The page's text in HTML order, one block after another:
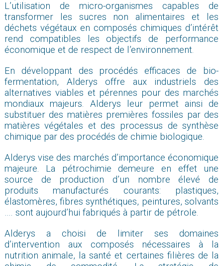
L’utilisation de micro-organismes capables de
transformer les sucres non alimentaires et les
déchets végétaux en composés chimiques d’intérêt
rend compatibles les objectifs de performance
économique et de respect de l’environnement.
En développant des procédés efficaces de bio-
fermentation, Alderys offre aux industriels des
alternatives viables et pérennes pour des marchés
mondiaux majeurs. Alderys leur permet ainsi de
substituer des matières premières fossiles par des
matières végétales et des processus de synthèse
chimique par des procédés de chimie biologique.
Alderys vise des marchés d’importance économique
majeure. La pétrochimie demeure en effet une
source de production d’un nombre élevé de
produits manufacturés courants: plastiques,
élastomères, fibres synthétiques, peintures, solvants
…. sont aujourd’hui fabriqués à partir de pétrole.
Alderys a choisi de limiter ses domaines
d’intervention aux composés nécessaires à la
nutrition animale, la santé et certaines filières de la